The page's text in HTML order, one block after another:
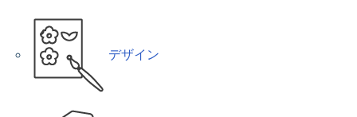
デザイン